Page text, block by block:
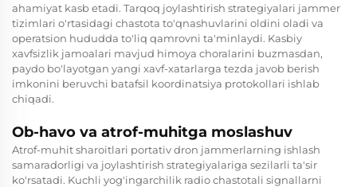
ahamiyat kasb etadi. Tarqoq joylashtirish strategiyalari jammer
tizimlari o'rtasidagi chastota to'qnashuvlarini oldini oladi va
operatsion hududda to'liq qamrovni ta'minlaydi. Kasbiy
xavfsizlik jamoalari mavjud himoya choralarini buzmasdan,
paydo bo'layotgan yangi xavf-xatarlarga tezda javob berish
imkonini beruvchi batafsil koordinatsiya protokollari ishlab
chiqadi.
Ob-havo va atrof-muhitga moslashuv
Atrof-muhit sharoitlari portativ dron jammerlarning ishlash
samaradorligi va joylashtirish strategiyalariga sezilarli ta'sir
ko'rsatadi. Kuchli yog'ingarchilik radio chastotali signallarni